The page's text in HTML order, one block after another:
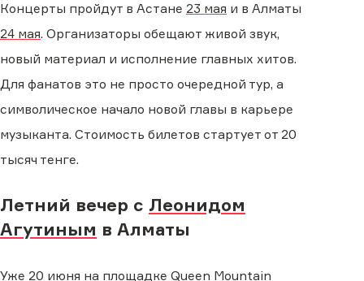
Концерты пройдут в Астане 23 мая и в Алматы
24 мая. Организаторы обещают живой звук,
новый материал и исполнение главных хитов.
Для фанатов это не просто очередной тур, а
символическое начало новой главы в карьере
музыканта. Стоимость билетов стартует от 20
тысяч тенге.
Летний вечер с Леонидом
Агутиным в Алматы
Уже 20 июня на площадке Queen Mountain